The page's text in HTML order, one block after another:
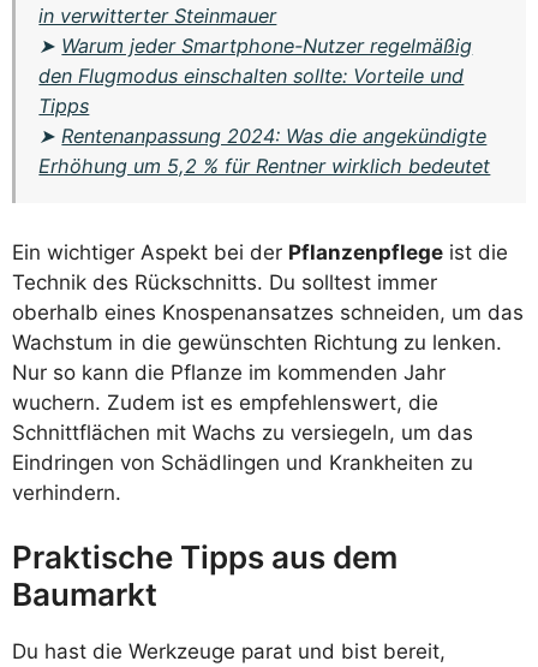
in verwitterter Steinmauer
➤ Warum jeder Smartphone-Nutzer regelmäßig
den Flugmodus einschalten sollte: Vorteile und
Tipps
➤ Rentenanpassung 2024: Was die angekündigte
Erhöhung um 5,2 % für Rentner wirklich bedeutet
Ein wichtiger Aspekt bei der Pflanzenpflege ist die
Technik des Rückschnitts. Du solltest immer
oberhalb eines Knospenansatzes schneiden, um das
Wachstum in die gewünschten Richtung zu lenken.
Nur so kann die Pflanze im kommenden Jahr
wuchern. Zudem ist es empfehlenswert, die
Schnittflächen mit Wachs zu versiegeln, um das
Eindringen von Schädlingen und Krankheiten zu
verhindern.
Praktische Tipps aus dem
Baumarkt
Du hast die Werkzeuge parat und bist bereit,